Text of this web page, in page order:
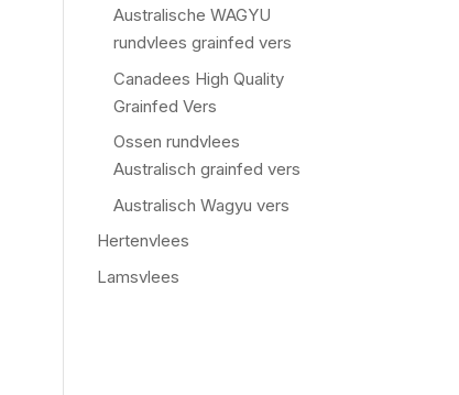
Australische WAGYU
rundvlees grainfed vers
Canadees High Quality
Grainfed Vers
Ossen rundvlees
Australisch grainfed vers
Australisch Wagyu vers
Hertenvlees
Lamsvlees